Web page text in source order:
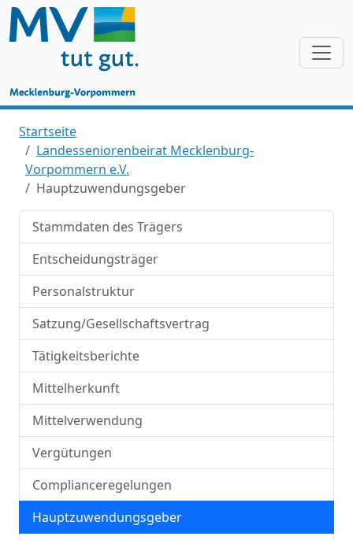
Startseite
Landesseniorenbeirat Mecklenburg-
Vorpommern e.V.
Hauptzuwendungsgeber
Stammdaten des Trägers
Entscheidungsträger
Personalstruktur
Satzung/Gesellschaftsvertrag
Tätigkeitsberichte
Mittelherkunft
Mittelverwendung
Vergütungen
Complianceregelungen
Hauptzuwendungsgeber